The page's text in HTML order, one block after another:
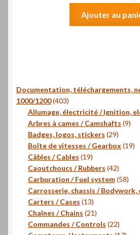
Ajouter au
Documentation, téléchargements,
1000/1200 403403
produits
Allumage, électricité / Ignition,
Arbres à cames / Camshafts 99
Badges, logos, stickers 2929
produits
Boîte de vitesses / Gearbox 1919
Câbles / Cables 1919
produits
Caoutchoucs / Rubbers 4242
produits
Carburation / Fuel system 5858
Carrosserie, chassis / Bodywork,
Carters / Cases 1313
produits
Chaînes / Chains 2121
produits
Commandes / Controls 2222